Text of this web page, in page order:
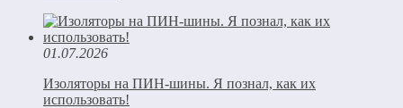
01.07.2026
Изоляторы на ПИН-шины. Я познал, как их
использовать!